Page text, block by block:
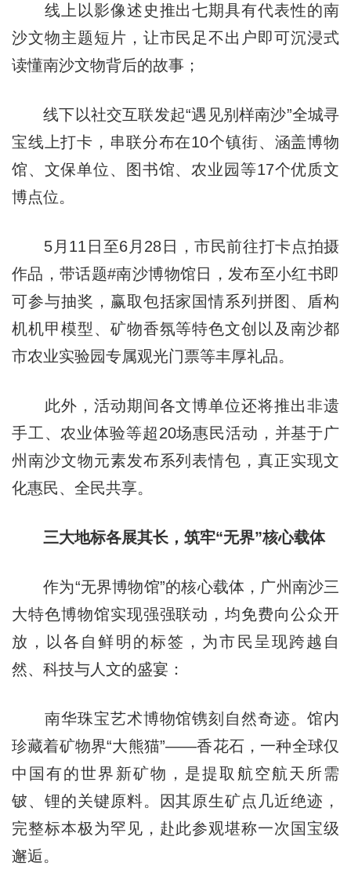
线上以影像述史推出七期具有代表性的南
沙文物主题短片，让市民足不出户即可沉浸式
读懂南沙文物背后的故事；
线下以社交互联发起“遇见别样南沙”全城寻
宝线上打卡，串联分布在10个镇街、涵盖博物
馆、文保单位、图书馆、农业园等17个优质文
博点位。
5月11日至6月28日，市民前往打卡点拍摄
作品，带话题#南沙博物馆日，发布至小红书即
可参与抽奖，赢取包括家国情系列拼图、盾构
机机甲模型、矿物香氛等特色文创以及南沙都
市农业实验园专属观光门票等丰厚礼品。
此外，活动期间各文博单位还将推出非遗
手工、农业体验等超20场惠民活动，并基于广
州南沙文物元素发布系列表情包，真正实现文
化惠民、全民共享。
三大地标各展其长，筑牢“无界”核心载体
作为“无界博物馆”的核心载体，广州南沙三
大特色博物馆实现强强联动，均免费向公众开
放，以各自鲜明的标签，为市民呈现跨越自
然、科技与人文的盛宴：
南华珠宝艺术博物馆镌刻自然奇迹。馆内
珍藏着矿物界“大熊猫”——香花石，一种全球仅
中国有的世界新矿物，是提取航空航天所需
铍、锂的关键原料。因其原生矿点几近绝迹，
完整标本极为罕见，赴此参观堪称一次国宝级
邂逅。